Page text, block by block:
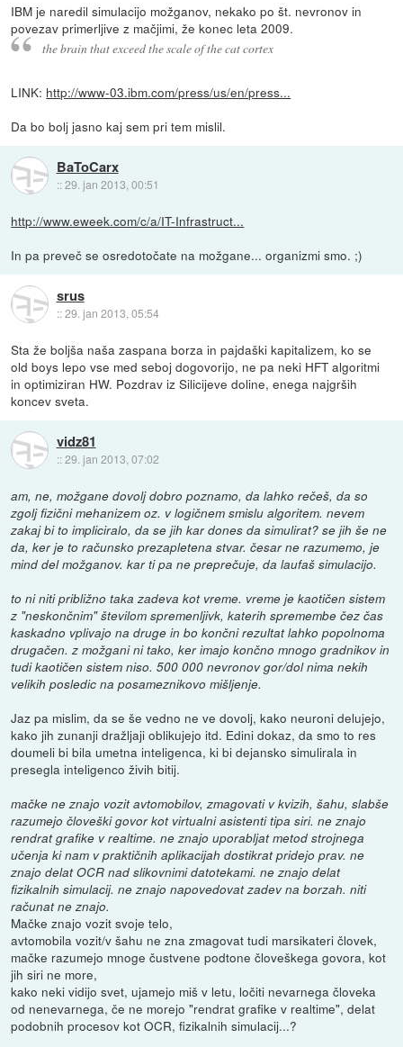
IBM je naredil simulacijo možganov, nekako po št. nevronov in
povezav primerljive z mačjimi, že konec leta 2009.
the brain that exceed the scale of the cat cortex
LINK: http://www-03.ibm.com/press/us/en/press...
Da bo bolj jasno kaj sem pri tem mislil.
BaToCarx
::29. jan 2013, 00:51
http://www.eweek.com/c/a/IT-Infrastruct...
In pa preveč se osredotočate na možgane... organizmi smo. ;)
srus
::29. jan 2013, 05:54
Sta že boljša naša zaspana borza in pajdaški kapitalizem, ko se
old boys lepo vse med seboj dogovorijo, ne pa neki HFT algoritmi
in optimiziran HW. Pozdrav iz Silicijeve doline, enega najgrših
koncev sveta.
vidz81
::29. jan 2013, 07:02
am, ne, možgane dovolj dobro poznamo, da lahko rečeš, da so
zgolj fizični mehanizem oz. v logičnem smislu algoritem. nevem
zakaj bi to impliciralo, da se jih kar dones da simulirat? se jih še ne
da, ker je to računsko prezapletena stvar. česar ne razumemo, je
mind del možganov. kar ti pa ne preprečuje, da laufaš simulacijo.
to ni niti približno taka zadeva kot vreme. vreme je kaotičen sistem
z "neskončnim" številom spremenljivk, katerih spremembe čez čas
kaskadno vplivajo na druge in bo končni rezultat lahko popolnoma
drugačen. z možgani ni tako, ker imajo končno mnogo gradnikov in
tudi kaotičen sistem niso. 500 000 nevronov gor/dol nima nekih
velikih posledic na posameznikovo mišljenje.
Jaz pa mislim, da se še vedno ne ve dovolj, kako neuroni delujejo,
kako jih zunanji dražljaji oblikujejo itd. Edini dokaz, da smo to res
doumeli bi bila umetna inteligenca, ki bi dejansko simulirala in
presegla inteligenco živih bitij.
mačke ne znajo vozit avtomobilov, zmagovati v kvizih, šahu, slabše
razumejo človeški govor kot virtualni asistenti tipa siri. ne znajo
rendrat grafike v realtime. ne znajo uporabljat metod strojnega
učenja ki nam v praktičnih aplikacijah dostikrat pridejo prav. ne
znajo delat OCR nad slikovnimi datotekami. ne znajo delat
fizikalnih simulacij. ne znajo napovedovat zadev na borzah. niti
računat ne znajo.
Mačke znajo vozit svoje telo,
avtomobila vozit/v šahu ne zna zmagovat tudi marsikateri človek,
mačke razumejo mnoge čustvene podtone človeškega govora, kot
jih siri ne more,
kako neki vidijo svet, ujamejo miš v letu, ločiti nevarnega človeka
od nenevarnega, če ne morejo "rendrat grafike v realtime", delat
podobnih procesov kot OCR, fizikalnih simulacij...?